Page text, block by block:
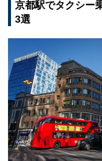
京都駅でタクシー
3選